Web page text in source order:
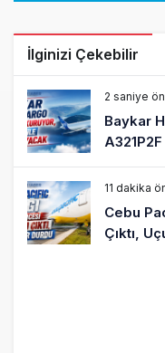
İlginizi Çekebilir
2 saniye
Baykar
11 dakika
Cebu
Çıktı,